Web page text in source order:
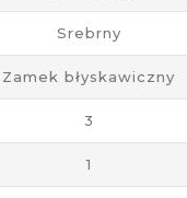
Srebrny
Zamek błyskawiczny
3
1